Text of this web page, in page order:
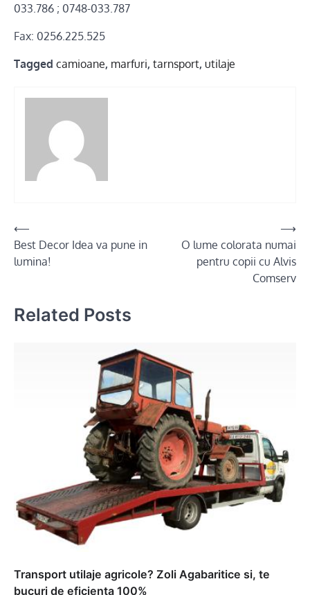
033.786 ; 0748-033.787
Fax: 0256.225.525
Tagged camioane, marfuri, tarnsport, utilaje
Post
navigation
⟵
Best Decor Idea va pune in
lumina!
O lume colorata numai
pentru copii cu Alvis
Comserv
⟶
Related Posts
Transport utilaje agricole? Zoli Agabaritice si, te
bucuri de eficienta 100%